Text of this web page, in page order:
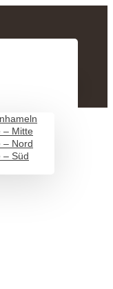
– Mitte
– Nord
– Süd